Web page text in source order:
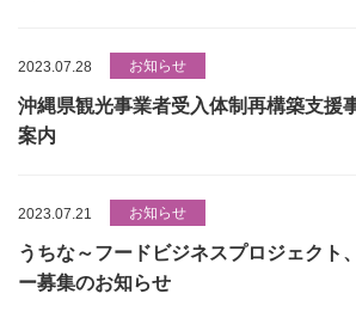
2023.07.28 お知らせ
沖縄県観光事業者受入体制再構築支援
案内
2023.07.21 お知らせ
うちな～フードビジネスプロジェクト
ー募集のお知らせ